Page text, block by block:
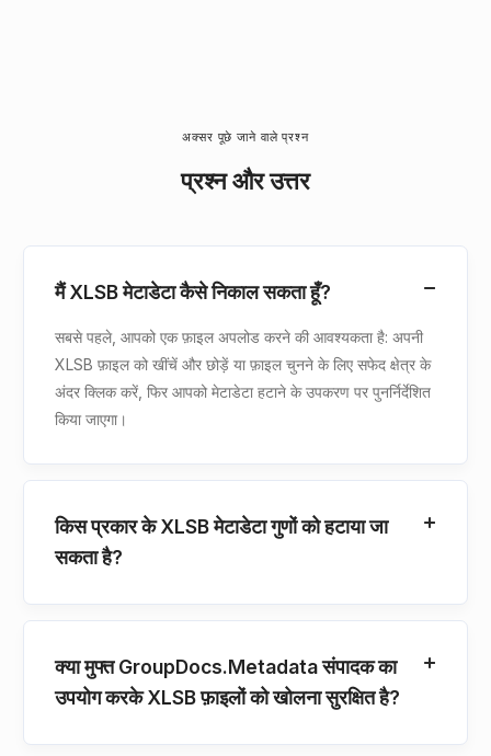
अक्सर पूछे जाने वाले प्रश्न
प्रश्न और उत्तर
मैं XLSB मेटाडेटा कैसे निकाल सकता हूँ?
सबसे पहले, आपको एक फ़ाइल अपलोड करने की आवश्यकता है: अपनी
XLSB फ़ाइल को खींचें और छोड़ें या फ़ाइल चुनने के लिए सफेद क्षेत्र के
अंदर क्लिक करें, फिर आपको मेटाडेटा हटाने के उपकरण पर पुनर्निर्देशित
किया जाएगा।
किस प्रकार के XLSB मेटाडेटा गुणों को हटाया जा
सकता है?
क्या मुफ्त GroupDocs.Metadata संपादक का
उपयोग करके XLSB फ़ाइलों को खोलना सुरक्षित है?